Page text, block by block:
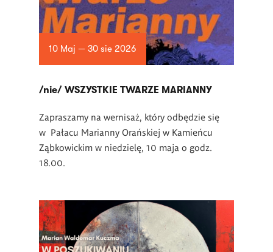
10 Maj — 30 sie 2026
/nie/ WSZYSTKIE TWARZE MARIANNY
Zapraszamy na wernisaż, który odbędzie się
w Pałacu Marianny Orańskiej w Kamieńcu
Ząbkowickim w niedzielę, 10 maja o godz.
18.00.